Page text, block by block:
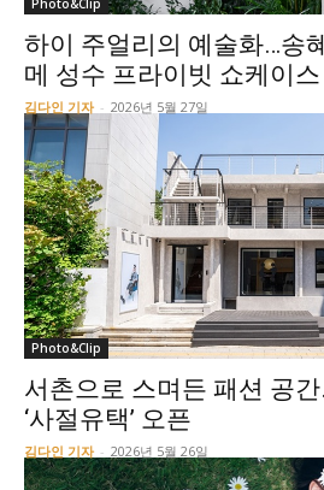
Photo&Clip
하이 주얼리의 예술화…송
메 성수 프라이빗 쇼케이스
김다인 기자 - 2026년 5월 27일
Photo&Clip
서촌으로 스며든 패션 공
‘사절유택’ 오픈
김다인 기자 - 2026년 5월 26일